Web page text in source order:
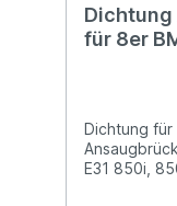
Dichtung
für 8er
Dichtung für
E31 850i,